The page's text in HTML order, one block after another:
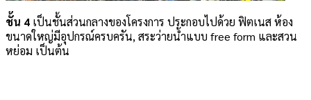
ชั้น 4 เป็นชั้นส่วนกลางของโครงการ ประกอบไปด้วย ฟิตเนส ห้อง
ขนาดใหญ่มีอุปกรณ์ครบครัน, สระว่ายน้ำแบบ free form และสวน
หย่อม เป็นต้น